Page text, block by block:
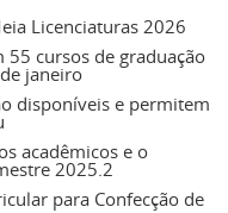
Licenciaturas 2026
55 cursos de graduação
janeiro
disponíveis e permitem
acadêmicos e o
2025.2
para Confecção de